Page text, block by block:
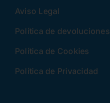
Aviso Legal
Política de devoluciones
Política de Cookies
Política de Privacidad